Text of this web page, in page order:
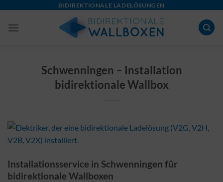
content
BIDIREKTIONALE LADELÖSUNGEN
Schwenningen – Installation
bidirektionale Wallbox
Installationsservice in Schwenningen für
bidirektionale Wallboxen